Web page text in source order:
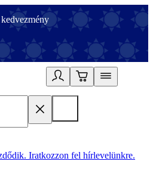
Iratkozzon fel hírlevelünkre.